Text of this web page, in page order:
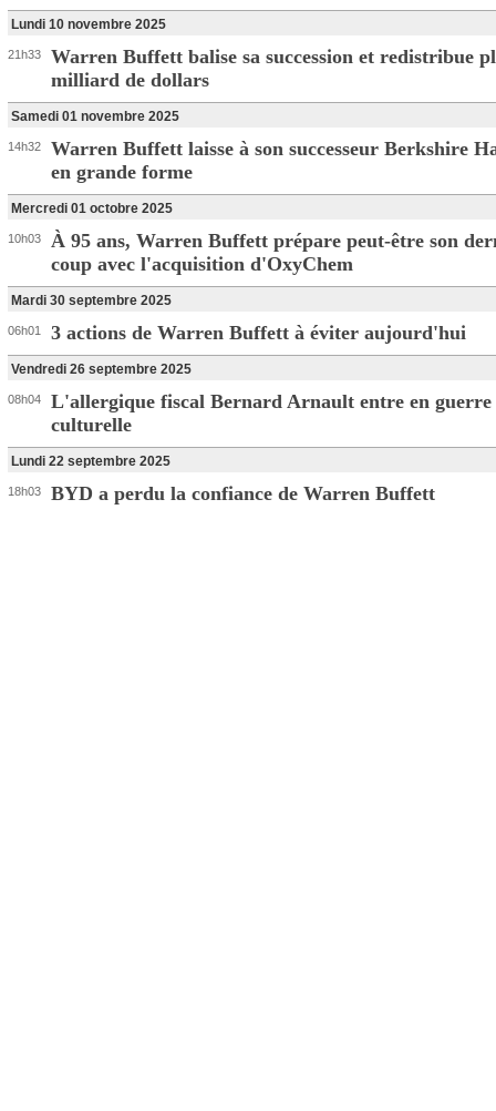
Lundi 10 novembre 2025
21h33
Warren Buffett balise sa succession et redistribue
milliard de dollars
Samedi 01 novembre 2025
14h32
Warren Buffett laisse à son successeur Berkshire
en grande forme
Mercredi 01 octobre 2025
10h03
À 95 ans, Warren Buffett prépare peut-être son
coup avec l'acquisition d'OxyChem
Mardi 30 septembre 2025
06h01 3 actions de Warren Buffett à éviter aujourd'hui
Vendredi 26 septembre 2025
08h04
L'allergique fiscal Bernard Arnault entre en guerre
culturelle
Lundi 22 septembre 2025
18h03 BYD a perdu la confiance de Warren Buffett